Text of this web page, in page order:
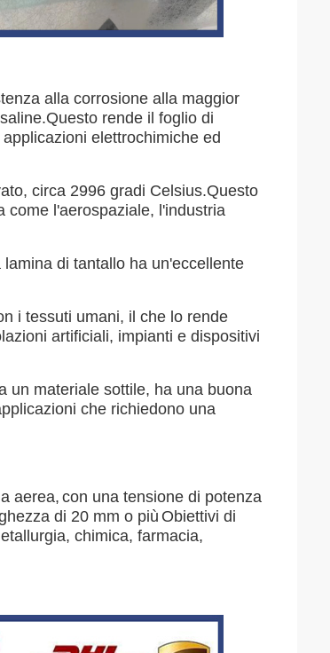
alla corrosione alla maggior
rende il foglio di
elettrochimiche ed
circa 2996 gradi Celsius.Questo
come l'aerospaziale, l'industria
di tantallo ha un'eccellente
i tessuti umani, il che lo rende
artificiali, impianti e dispositivi
un materiale sottile, ha una buona
che richiedono una
aerea,con una tensione di potenza
di 20 mm o più Obiettivi di
chimica, farmacia,